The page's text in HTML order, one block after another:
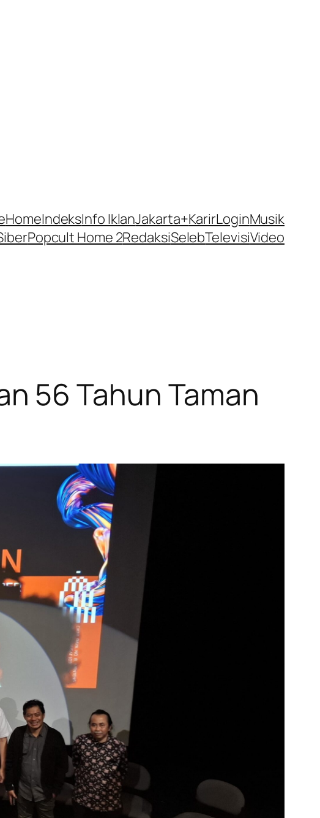
HomeIndeksInfo IklanJakarta+KarirLoginMusik
Popcult Home 2RedaksiSelebTelevisiVideo
56 Tahun Taman